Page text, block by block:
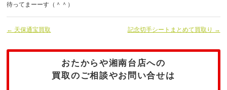
待ってまーーす（＾＾）
← 天保通宝買取 記念切手シートまとめて買取り →
おたからや湘南台店への
買取のご相談やお問い合せは